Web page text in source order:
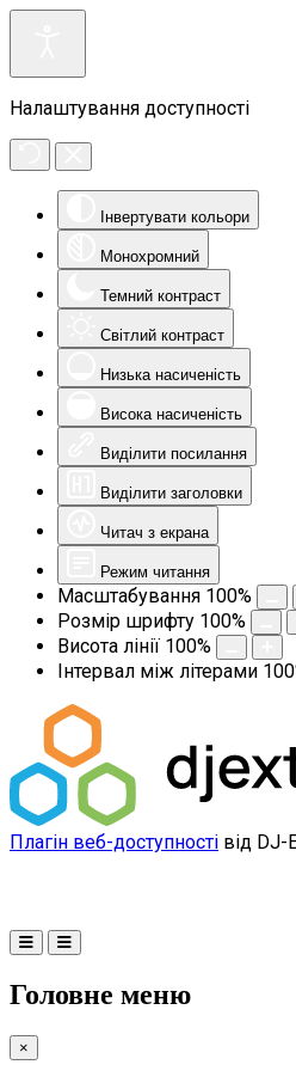
Налаштування доступності
Інвертувати кольори
Монохромний
Темний контраст
Світлий контраст
Низька насиченість
Висока насиченість
Виділити посилання
Виділити заголовки
Читач з екрана
Режим читання
Масштабування 100%
Розмір шрифту 100%
Висота лінії 100%
Інтервал між літерами 100
Плагін веб-доступності від DJ-
Головне меню
×